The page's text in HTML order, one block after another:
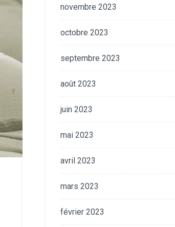
novembre 2023
octobre 2023
septembre 2023
août 2023
juin 2023
mai 2023
avril 2023
mars 2023
février 2023